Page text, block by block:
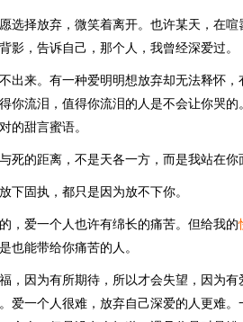
选择放弃，微笑着离开。也许某天，在
影，告诉自己，那个人，我曾经深爱过。
出来。有一种爱明明想放弃却无法释怀
你流泪，值得你流泪的人是不会让你哭
的甜言蜜语。
死的距离，不是天各一方，而是我站在
下固执，都只是因为放不下你。
，爱一个人也许有绵长的痛苦。但给我的
也能带给你痛苦的人。
，因为有所期待，所以才会失望，因为
爱一个人很难，放弃自己深爱的人更难